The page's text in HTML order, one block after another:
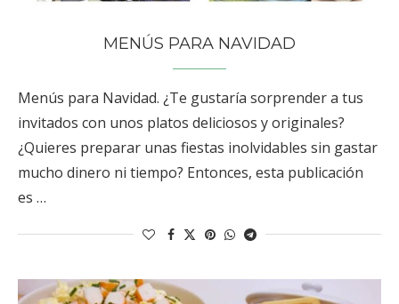
MENÚS PARA NAVIDAD
Menús para Navidad. ¿Te gustaría sorprender a tus
invitados con unos platos deliciosos y originales?
¿Quieres preparar unas fiestas inolvidables sin gastar
mucho dinero ni tiempo? Entonces, esta publicación
es …